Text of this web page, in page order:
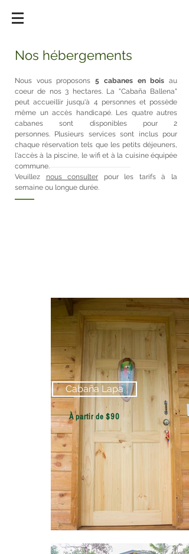
Nos hébergements
Nous vous proposons5 cabanes en bois au
coeur de nos 3 hectares. La "Cabaña Ballena"
peut accueillir jusqu'à 4 personnes et possède
même un accès handicapé. Les quatre autres
cabanes sont disponibles pour 2
personnes. Plusieurs services sont inclus pour
chaque réservation tels que les petits déjeuners,
l'accès à la piscine, le wifi et à la cuisine équipée
commune.
Veuillez
nous consulter pour les tarifs à la
semaine ou longue durée.
Cabaña Lapa
À partir de $90